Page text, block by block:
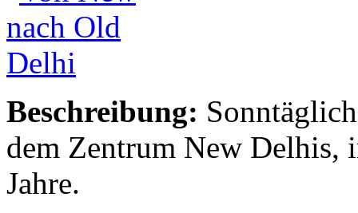
Beschreibung:
dem Zentrum New Delhis,
Jahre.